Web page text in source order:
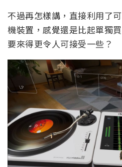
不過再怎樣講，直接利用了
機裝置，感覺還是比起單獨
要來得更令人可接受一些？